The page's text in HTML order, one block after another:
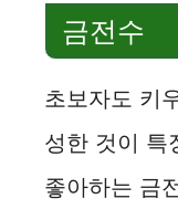
금전수
초보자도 키
성한 것이 특
좋아하는 금